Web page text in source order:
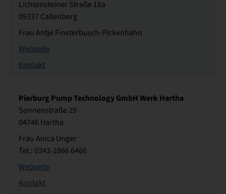
Lichtensteiner Straße 18a
09337 Callenberg
Frau Antje Finsterbusch-Pickenhahn
Webseite
Kontakt
Pierburg Pump Technology GmbH Werk Hartha
Sonnenstraße 29
04746 Hartha
Frau Anica Unger
Tel.: 0343-2866 6466
Webseite
Kontakt